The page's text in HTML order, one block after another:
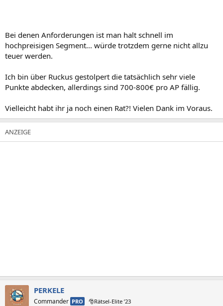
Bei denen Anforderungen ist man halt schnell im
hochpreisigen Segment... würde trotzdem gerne nicht allzu
teuer werden.
Ich bin über Ruckus gestolpert die tatsächlich sehr viele
Punkte abdecken, allerdings sind 700-800€ pro AP fällig.
Vielleicht habt ihr ja noch einen Rat?! Vielen Dank im Voraus.
PERKELE
Commander PRO 🎅Rätsel-Elite ’23